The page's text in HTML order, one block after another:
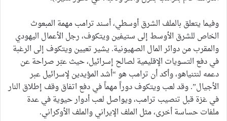
وفيما يتعلق بالملف الشرق أوسطي، أسند ترامب مهمة المبعوث
الخاص للشرق الأوسط إلى ستيفين ويتكوف، رجل الأعمال اليهودي
والمقرب من دوائر المال الصهيونية. يشير تعيين ويتكوف إلى الرغبة
في دفع التسويات الإقليمية لصالح إسرائيل، حيث عبّر صراحة عن
دعمه لنتنياهو، وأكد أن ترامب هو “أشد المؤيدين لإسرائيل عبر
الأجيال”. وقد لعب ويتكوف دوراً مهماً في دفع اتفاق وقف إطلاق النار
في غزة قبل تنصيب ترامب، ويواصل لعب أدوار حيوية في عدة
ملفات حساسة أخرى، مثل الملف الإيراني والملف الأوكراني.